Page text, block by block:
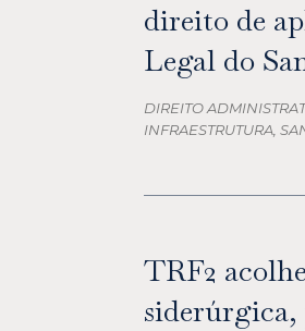
direito de
Legal do
DIREITO
INFRAESTRUTURA,
TRF2